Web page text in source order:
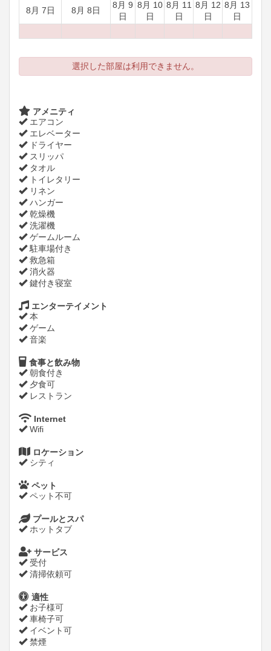
8月 7日 8月 8日
8月 9
日
8月 10
日
8月 11
日
8月 12
日
8月 13
日
選択した部屋は利用できません。
アメニティ
エアコン
エレベーター
ドライヤー
スリッパ
タオル
トイレタリー
リネン
ハンガー
乾燥機
洗濯機
ゲームルーム
駐車場付き
救急箱
消火器
鍵付き寝室
エンターテイメント
本
ゲーム
音楽
食事と飲み物
朝食付き
夕食可
レストラン
Internet
Wifi
ロケーション
シティ
ペット
ペット不可
プールとスパ
ホットタブ
サービス
受付
清掃依頼可
適性
お子様可
車椅子可
イベント可
禁煙